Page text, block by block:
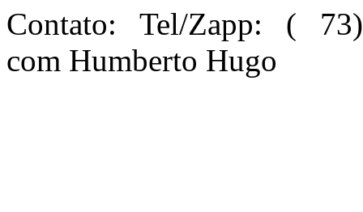
Contato: Tel/Zapp: (
com Humberto Hugo